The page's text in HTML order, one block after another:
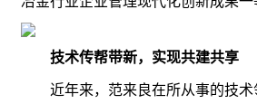
技术传帮带新，实现共建共享
近年来，范来良在所从事的技术